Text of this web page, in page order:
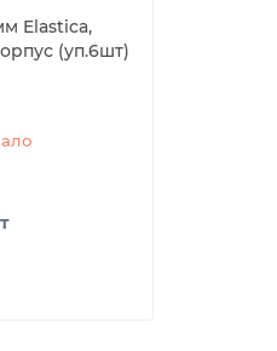
Elastica,
(уп.6шт)